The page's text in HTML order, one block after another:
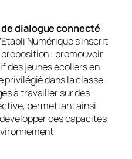
de dialogue connecté
Numérique s’inscrit
proposition : promouvoir
des jeunes écoliers en
privilégié dans la classe.
à travailler sur des
permettant ainsi
ces capacités